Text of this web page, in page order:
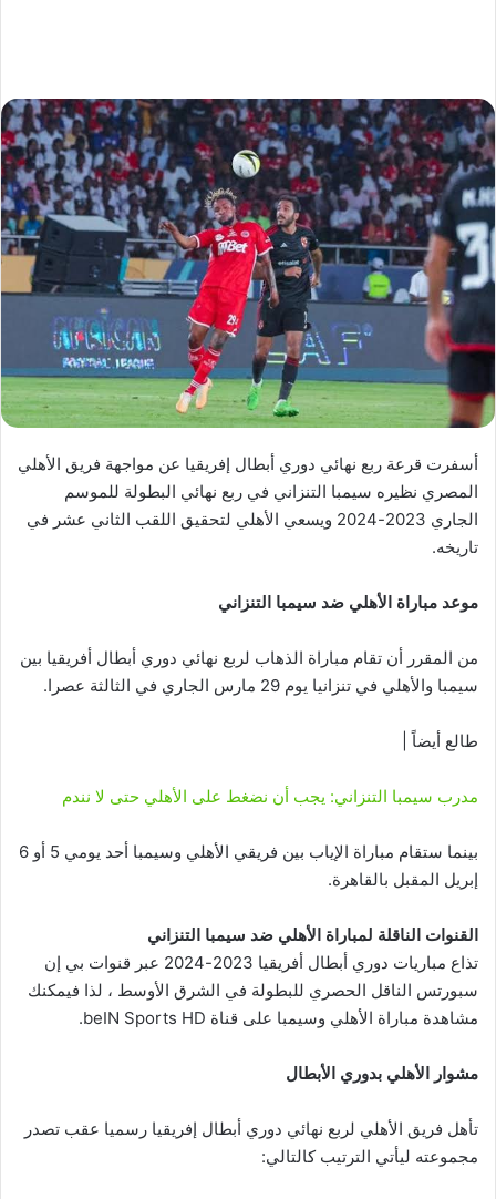
أسفرت قرعة ربع نهائي دوري أبطال إفريقيا عن مواجهة فريق الأهلي
المصري نظيره سيمبا التنزاني في ربع نهائي البطولة للموسم
الجاري 2023-2024 ويسعي الأهلي لتحقيق اللقب الثاني عشر في
تاريخه.
موعد مباراة الأهلي ضد سيمبا التنزاني
من المقرر أن تقام مباراة الذهاب لربع نهائي دوري أبطال أفريقيا بين
سيمبا والأهلي في تنزانيا يوم 29 مارس الجاري في الثالثة عصرا.
طالع أيضاً |
مدرب سيمبا التنزاني: يجب أن نضغط على الأهلي حتى لا نندم
بينما ستقام مباراة الإياب بين فريقي الأهلي وسيمبا أحد يومي 5 أو 6
إبريل المقبل بالقاهرة.
القنوات الناقلة لمباراة الأهلي ضد سيمبا التنزاني
تذاع مباريات دوري أبطال أفريقيا 2023-2024 عبر قنوات بي إن
سبورتس الناقل الحصري للبطولة في الشرق الأوسط ، لذا فيمكنك
مشاهدة مباراة الأهلي وسيمبا على قناة beIN Sports HD.
مشوار الأهلي بدوري الأبطال
تأهل فريق الأهلي لربع نهائي دوري أبطال إفريقيا رسميا عقب تصدر
مجموعته ليأتي الترتيب كالتالي: